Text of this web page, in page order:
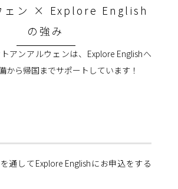
ェン × Explore English
の強み
アンアルウェンは、Explore Englishへ
から帰国までサポートしています！
通してExplore Englishにお申込をする